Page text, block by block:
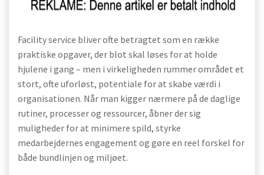
Facility service bliver ofte betragtet som en række
praktiske opgaver, der blot skal løses for at holde
hjulene i gang – men i virkeligheden rummer området et
stort, ofte uforløst, potentiale for at skabe værdi i
organisationen. Når man kigger nærmere på de daglige
rutiner, processer og ressourcer, åbner der sig
muligheder for at minimere spild, styrke
medarbejdernes engagement og gøre en reel forskel for
både bundlinjen og miljøet.